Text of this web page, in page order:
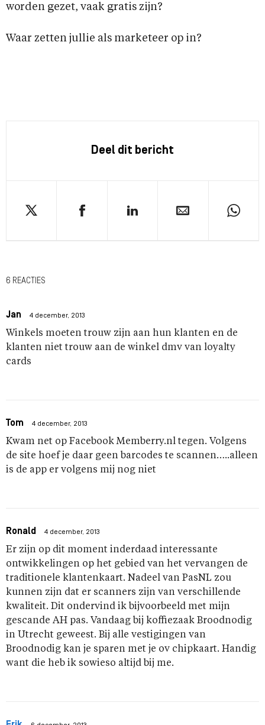
worden gezet, vaak gratis zijn?
Waar zetten jullie als marketeer op in?
Deel dit bericht
6 REACTIES
Jan 4 december, 2013
Winkels moeten trouw zijn aan hun klanten en de
klanten niet trouw aan de winkel dmv van loyalty
cards
Tom 4 december, 2013
Kwam net op Facebook Memberry.nl tegen. Volgens
de site hoef je daar geen barcodes te scannen…..alleen
is de app er volgens mij nog niet
Ronald 4 december, 2013
Er zijn op dit moment inderdaad interessante
ontwikkelingen op het gebied van het vervangen de
traditionele klantenkaart. Nadeel van PasNL zou
kunnen zijn dat er scanners zijn van verschillende
kwaliteit. Dit ondervind ik bijvoorbeeld met mijn
gescande AH pas. Vandaag bij koffiezaak Broodnodig
in Utrecht geweest. Bij alle vestigingen van
Broodnodig kan je sparen met je ov chipkaart. Handig
want die heb ik sowieso altijd bij me.